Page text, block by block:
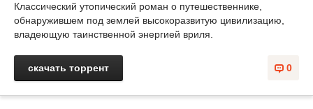
Классический утопический роман о путешественнике,
обнаружившем под землей высокоразвитую цивилизацию,
владеющую таинственной энергией вриля.
0
скачать торрент